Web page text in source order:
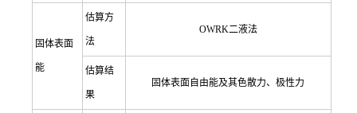
固体表面
能
估算方
法
OWRK二液法
估算结
果
固体表面自由能及其色散力、极性力